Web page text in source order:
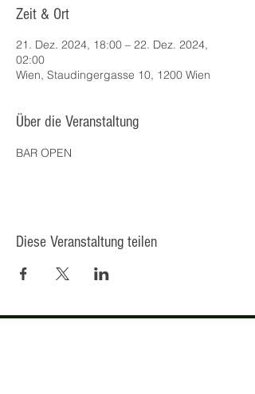
Zeit & Ort
21. Dez. 2024, 18:00 – 22. Dez. 2024,
02:00
Wien, Staudingergasse 10, 1200 Wien
Über die Veranstaltung
BAR OPEN
Diese Veranstaltung teilen